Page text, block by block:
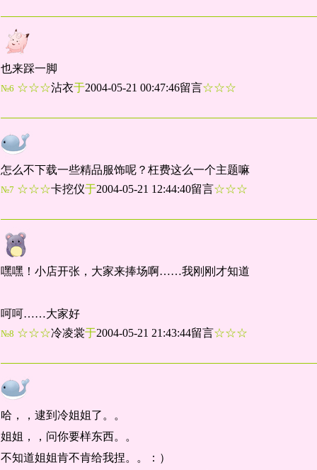
也来踩一脚
№6 ☆☆☆沾衣于2004-05-21 00:47:46留言☆☆☆
怎么不下载一些精品服饰呢？枉费这么一个主题嘛
№7 ☆☆☆卡挖仪于2004-05-21 12:44:40留言☆☆☆
嘿嘿！小店开张，大家来捧场啊……我刚刚才知道
呵呵……大家好
№8 ☆☆☆冷凌裳于2004-05-21 21:43:44留言☆☆☆
哈，，逮到冷姐姐了。。
姐姐，，问你要样东西。。
不知道姐姐肯不肯给我捏。。：）